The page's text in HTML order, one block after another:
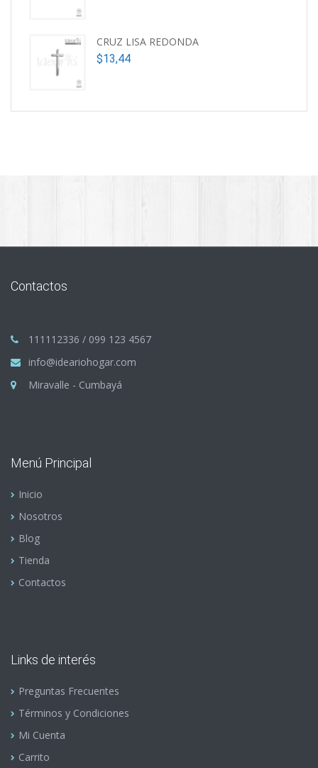
CRUZ LISA REDONDA
$13,44
Contactos
111112336 / 099 123 4567
info@ideariohogar.com
Miravalle - Cumbayá
Menú Principal
Inicio
Nosotros
Blog
Tienda
Contactos
Links de interés
Preguntas Frecuentes
Términos y Condiciones
Mi Cuenta
Carrito